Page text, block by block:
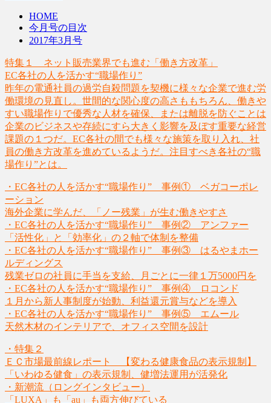
HOME
今月号の目次
2017年3月号
特集１ ネット販売業界でも進む「働き方改革」
EC各社の人を活かす“職場作り”
昨年の電通社員の過労自殺問題を契機に様々な企業で進む労
働環境の見直し。世間的な関心度の高さももちろん、働きや
すい職場作りで優秀な人材を確保、または離脱を防ぐことは
企業のビジネスや存続にすら大きく影響を及ぼす重要な経営
課題の１つだ。EC各社の間でも様々な施策を取り入れ、社
員の働き方改革を進めているようだ。注目すべき各社の“職
場作り”とは。
・EC各社の人を活かす“職場作り” 事例① ベガコーポレ
ーション
海外企業に学んだ、「ノー残業」が生む働きやすさ
・EC各社の人を活かす“職場作り” 事例② アンファー
「活性化」と「効率化」の２軸で体制を整備
・EC各社の人を活かす“職場作り” 事例③ はるやまホー
ルディングス
残業ゼロの社員に手当を支給、月ごとに一律１万5000円を
・EC各社の人を活かす“職場作り” 事例④ ロコンド
１月から新人事制度が始動、利益還元賞与などを導入
・EC各社の人を活かす“職場作り” 事例⑤ エムール
天然木材のインテリアで、オフィス空間を設計
・特集２
ＥＣ市場最前線レポート 【変わる健康食品の表示規制】
「いわゆる健食」の表示規制、健増法運用が活発化
・新潮流（ロングインタビュー）
「LUXA」も「au」も両方伸びている